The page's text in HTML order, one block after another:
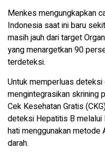
Menkes mengungkapkan
Indonesia saat ini baru
masih jauh dari target
yang menargetkan 90
terdeteksi.
Untuk memperluas deteksi
mengintegrasikan skrining
Cek Kesehatan Gratis
deteksi Hepatitis B
hati menggunakan
darah.